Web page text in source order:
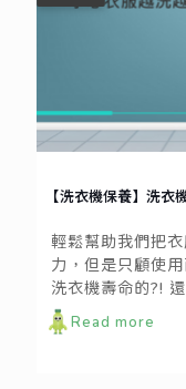
【洗衣機保養】洗衣
輕鬆幫助我們把
力，但是只顧使
洗衣機壽命的?!
一些簡單的洗衣
~!
Read more